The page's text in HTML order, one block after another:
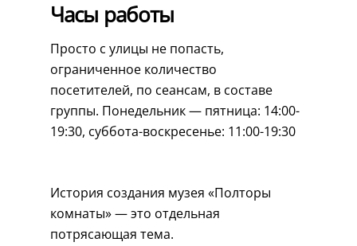
Часы работы
Просто с улицы не попасть,
ограниченное количество
посетителей, по сеансам, в составе
группы. Понедельник — пятница: 14:00-
19:30, суббота-воскресенье: 11:00-19:30
История создания музея «Полторы
комнаты» — это отдельная
потрясающая тема.